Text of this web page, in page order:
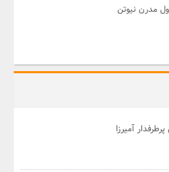
مدرن نیوتن
آمیرزا